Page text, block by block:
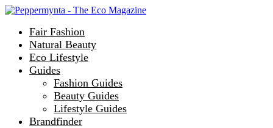
Fair Fashion
Natural Beauty
Eco Lifestyle
Guides
Fashion Guides
Beauty Guides
Lifestyle Guides
Brandfinder